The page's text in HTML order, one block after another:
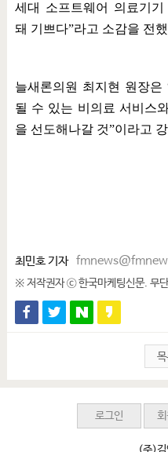
세대 소프트웨어 의료기
돼 기쁘다”라고 소감을 전
늘새론의원 최지현 원장은
될 수 있는 비의료 서비스
을 선도해나갈 것”이라고
최민호 기자
※ 저작권자 ⓒ 한국마케팅신문. 무
로그인